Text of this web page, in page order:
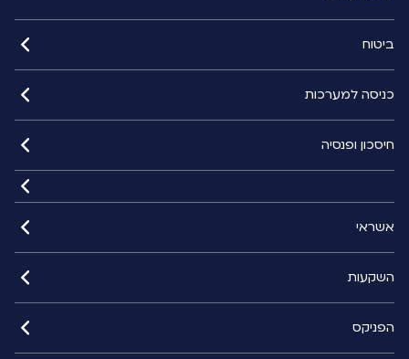
ביטוח
כניסה למערכות
חיסכון ופנסיה
אשראי
השקעות
הפניקס